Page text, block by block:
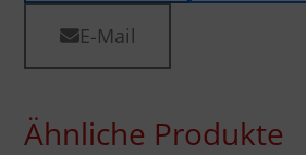
E-Mail
Ähnliche Produkte